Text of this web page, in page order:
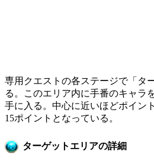
専用クエストの各ステージで「タ
る。このエリア内に手番のキャラ
手に入る。中心に近いほどポイン
15ポイントとなっている。
ターゲットエリアの詳細